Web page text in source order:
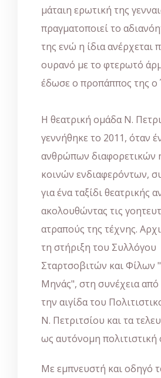
μάταιη ερωτική της
πραγματοποιεί το
της ενώ η ίδια ανέρχεται
ουρανό με το φτερωτό
έδωσε ο προπάππος της ο
Η θεατρική ομάδα Ν.
γεννήθηκε το 2011, όταν
ανθρώπων διαφορετικών
κοινών ενδιαφερόντων,
για ένα ταξίδι θεατρικής
ακολουθώντας τις
ατραπούς της τέχνης.
τη στήριξη του Συλλόγου
Σταρτσοβιτών και Φίλων
Μηνάς", στη συνέχεια
την αιγίδα του
Ν. Πετριτσίου και τα
ως αυτόνομη πολιτιστική
Με εμπνευστή και οδηγό